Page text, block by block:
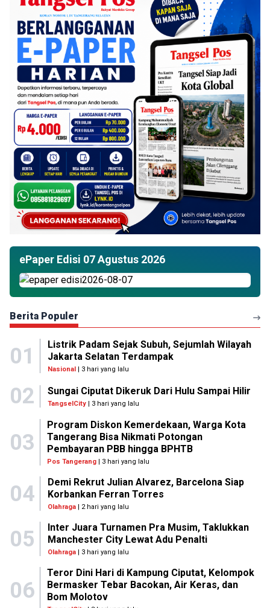
ePaper Edisi 07 Agustus 2026
Berita Populer
01
Listrik Padam Sejak Subuh, Sejumlah Wilayah
Jakarta Selatan Terdampak
Nasional| 3 hari yang lalu
02 Sungai Ciputat Dikeruk Dari Hulu Sampai Hilir
TangselCity | 3 hari yang lalu
03
Program Diskon Kemerdekaan, Warga Kota
Tangerang Bisa Nikmati Potongan
Pembayaran PBB hingga BPHTB
Pos Tangerang | 3 hari yang lalu
04
Demi Rekrut Julian Alvarez, Barcelona Siap
Korbankan Ferran Torres
Olahraga| 2 hari yang lalu
05
Inter Juara Turnamen Pra Musim, Taklukkan
Manchester City Lewat Adu Penalti
Olahraga| 3 hari yang lalu
06
Teror Dini Hari di Kampung Ciputat, Kelompok
Bermasker Tebar Bacokan, Air Keras, dan
Bom Molotov